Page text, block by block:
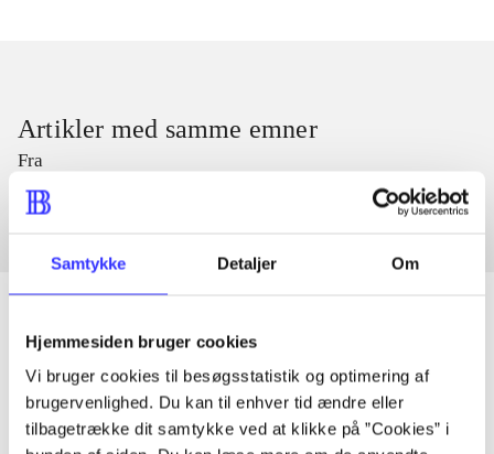
Samtykke Detaljer Om
Hjemmesiden bruger cookies
Vi bruger cookies til besøgsstatistik og optimering af
brugervenlighed. Du kan til enhver tid ændre eller
tilbagetrække dit samtykke ved at klikke på ”Cookies” i
Artikler med samme emner
Fra
Artikler
Alle registrerede artikler fordelt på udgivelser